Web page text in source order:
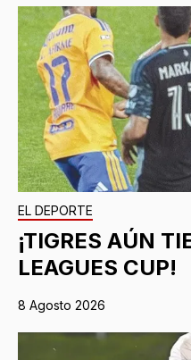
EL DEPORTE
¡TIGRES AÚN
LEAGUES CUP!
8 Agosto 2026